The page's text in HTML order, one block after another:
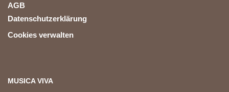
AGB
Datenschutzerklärung
Cookies verwalten
MUSICA VIVA